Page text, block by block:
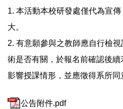
1. 本活動本校研發處僅代為宣
大。
2. 有意願參與之教師應自行檢
術是否有關，於報名前確認後
影響授課情形，並應徵得系所同
公告附件.pdf